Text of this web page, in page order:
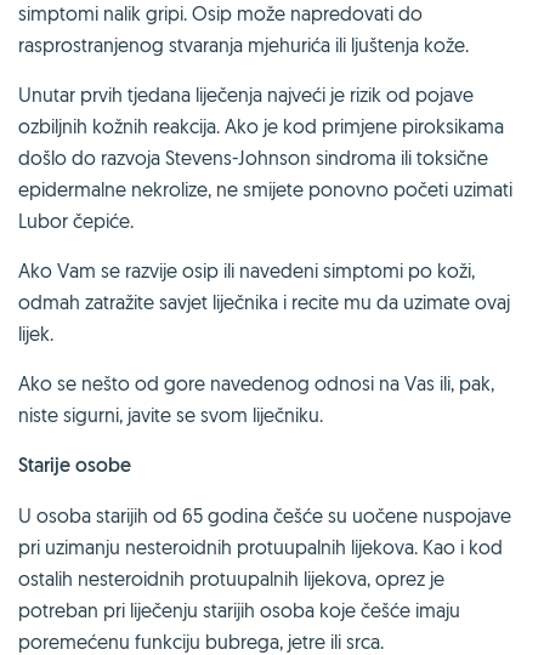
simptomi nalik gripi. Osip može napredovati do
rasprostranjenog stvaranja mjehurića ili ljuštenja kože.
Unutar prvih tjedana liječenja najveći je rizik od pojave
ozbiljnih kožnih reakcija. Ako je kod primjene piroksikama
došlo do razvoja Stevens-Johnson sindroma ili toksične
epidermalne nekrolize, ne smijete ponovno početi uzimati
Lubor čepiće.
Ako Vam se razvije osip ili navedeni simptomi po koži,
odmah zatražite savjet liječnika i recite mu da uzimate ovaj
lijek.
Ako se nešto od gore navedenog odnosi na Vas ili, pak,
niste sigurni, javite se svom liječniku.
Starije osobe
U osoba starijih od 65 godina češće su uočene nuspojave
pri uzimanju nesteroidnih protuupalnih lijekova. Kao i kod
ostalih nesteroidnih protuupalnih lijekova, oprez je
potreban pri liječenju starijih osoba koje češće imaju
poremećenu funkciju bubrega, jetre ili srca.